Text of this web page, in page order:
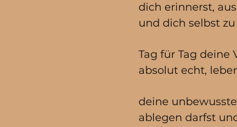
dich erinnerst,
und dich selbst
Tag für Tag
absolut echt,
deine
ablegen darfst